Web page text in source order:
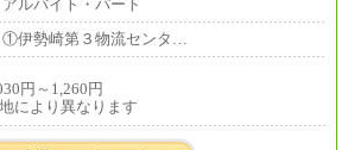
アルバイト・パート
①伊勢崎第３物流センタ…
円～1,260円
により異なります